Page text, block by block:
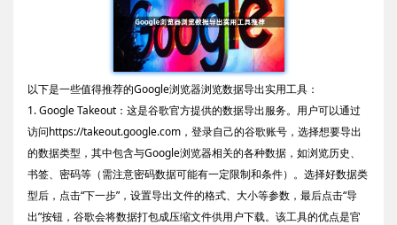
以下是一些值得推荐的Google浏览器浏览数据导出实用工具：
1. Google Takeout：这是谷歌官方提供的数据导出服务。用户可以通过
访问https://takeout.google.com，登录自己的谷歌账号，选择想要导出
的数据类型，其中包含与Google浏览器相关的各种数据，如浏览历史、
书签、密码等（需注意密码数据可能有一定限制和条件）。选择好数据类
型后，点击“下一步”，设置导出文件的格式、大小等参数，最后点击“导
出”按钮，谷歌会将数据打包成压缩文件供用户下载。该工具的优点是官